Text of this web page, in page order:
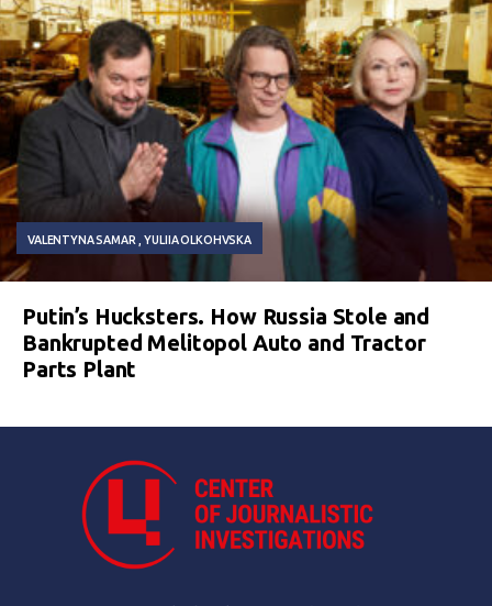
VALENTYNA SAMAR YULIIA OLKOHVSKA
Putin’s Hucksters. How Russia Stole and
Bankrupted Melitopol Auto and Tractor
Parts Plant